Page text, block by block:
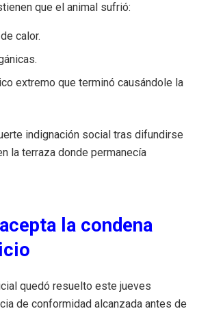
que el animal sufrió:
calor.
extremo que terminó causándole la
indignación social tras difundirse
la terraza donde permanecía
la condena
quedó resuelto este jueves
de conformidad alcanzada antes de